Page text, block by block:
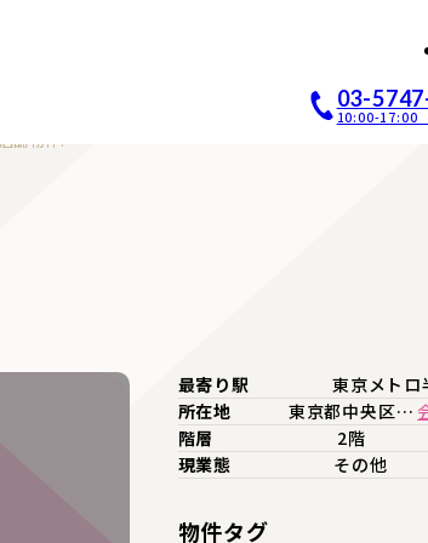
居抜き店舗ABCホー
03-
10:00-17:00
舗物件!
最寄り駅
東京メト
所在地
東京都中央区…
階層
2階
現業態
その他
物件タグ